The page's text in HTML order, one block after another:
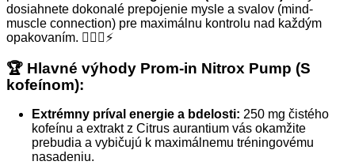
dosiahnete dokonalé prepojenie mysle a svalov (mind-
muscle connection) pre maximálnu kontrolu nad každým
opakovaním. 🏋️‍♂️🔥⚡
🏆 Hlavné výhody Prom-in Nitrox Pump (S
kofeínom):
Extrémny príval energie a bdelosti: 250 mg čistého
kofeínu a extrakt z Citrus aurantium vás okamžite
prebudia a vybičujú k maximálnemu tréningovému
nasadeniu.